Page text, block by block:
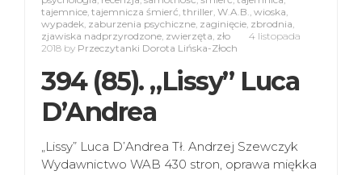
tajemnice, tajemnicza śmierć, thriller, W.A.B., wioska,
wypadek, zaburzenia psychiczne, zaginięcie, zbrodnia,
zjawiska nadprzyrodzone, zwierzęta, zło
4 listopada
2018 by Przeczytanki Dorota Lińska-Złoch
394 (85). „Lissy” Luca
D’Andrea
„Lissy” Luca D’Andrea Tł. Andrzej Szewczyk
Wydawnictwo WAB 430 stron, oprawa miękka